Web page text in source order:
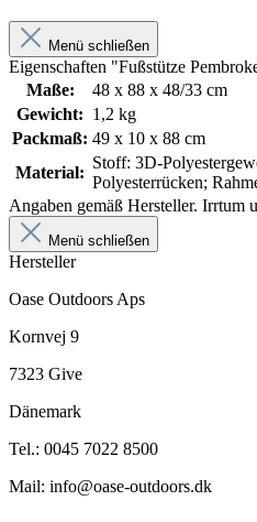
Menü schließen
Eigenschaften "Fußstütze
Maße:
48 x 88 x 48/33 cm
Gewicht: 1,2 kg
Packmaß: 49 x 10 x 88 cm
Material:
Stoff: 3D-
Polyesterrücken;
Angaben gemäß Hersteller. Irrtum
Menü schließen
Hersteller
Oase Outdoors Aps
Kornvej 9
7323 Give
Dänemark
Tel.: 0045 7022 8500
Mail: info@oase-outdoors.dk